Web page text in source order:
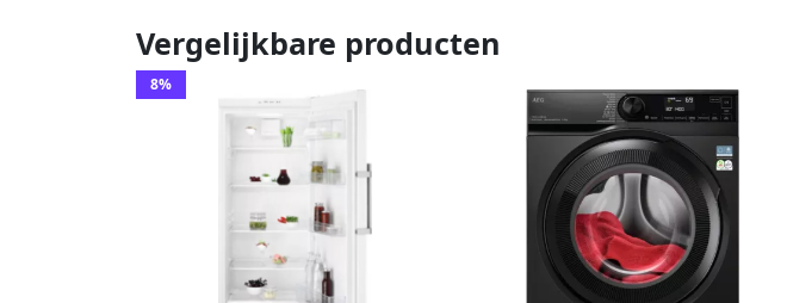
Vergelijkbare producten
8%